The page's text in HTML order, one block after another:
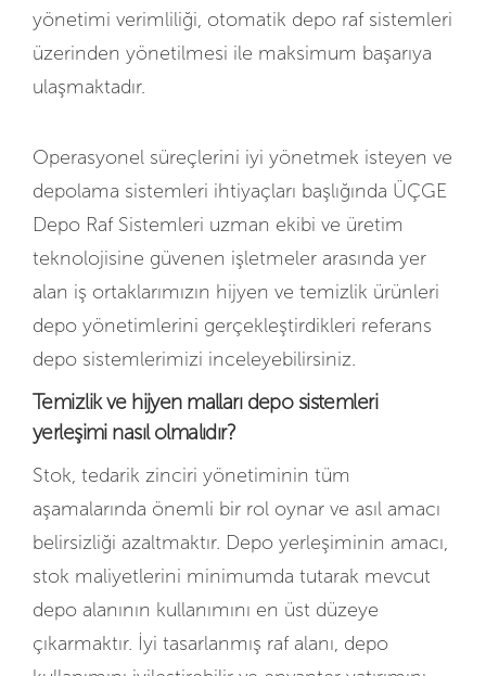
yönetimi verimliliği, otomatik depo raf sistemleri
üzerinden yönetilmesi ile maksimum başarıya
ulaşmaktadır.
Operasyonel süreçlerini iyi yönetmek isteyen ve
depolama sistemleri ihtiyaçları başlığında ÜÇGE
Depo Raf Sistemleri uzman ekibi ve üretim
teknolojisine güvenen işletmeler arasında yer
alan iş ortaklarımızın hijyen ve temizlik ürünleri
depo yönetimlerini gerçekleştirdikleri referans
depo sistemlerimizi inceleyebilirsiniz.
Temizlik ve hijyen malları depo sistemleri
yerleşimi nasıl olmalıdır?
Stok, tedarik zinciri yönetiminin tüm
aşamalarında önemli bir rol oynar ve asıl amacı
belirsizliği azaltmaktır. Depo yerleşiminin amacı,
stok maliyetlerini minimumda tutarak mevcut
depo alanının kullanımını en üst düzeye
çıkarmaktır. İyi tasarlanmış raf alanı, depo